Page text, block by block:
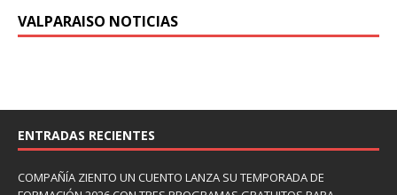
VALPARAISO NOTICIAS
ENTRADAS RECIENTES
COMPAÑÍA ZIENTO UN CUENTO LANZA SU TEMPORADA DE